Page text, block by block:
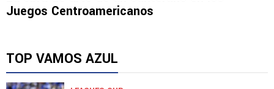
Juegos Centroamericanos
TOP VAMOS AZUL